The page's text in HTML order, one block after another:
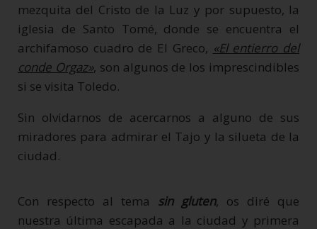
mezquita del Cristo de la Luz y por supuesto, la
iglesia de Santo Tomé, donde se encuentra el
archifamoso cuadro de El Greco, «El entierro del
conde Orgaz», son algunos de los imprescindibles
si se visita Toledo.
Sin olvidarnos de acercarnos a alguno de sus
miradores para admirar el Tajo y la silueta de la
ciudad.
Con respecto al tema sin gluten, os diré que
nuestra última escapada a la ciudad y primera